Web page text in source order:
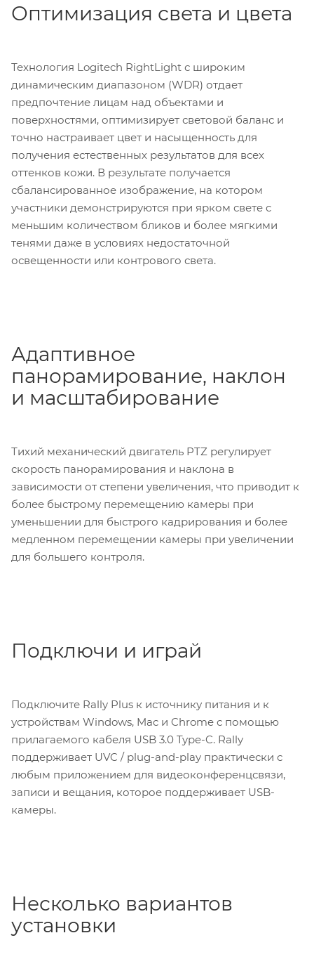
Оптимизация света и цвета
Технология Logitech RightLight с широким
динамическим диапазоном (WDR) отдает
предпочтение лицам над объектами и
поверхностями, оптимизирует световой баланс и
точно настраивает цвет и насыщенность для
получения естественных результатов для всех
оттенков кожи. В результате получается
сбалансированное изображение, на котором
участники демонстрируются при ярком свете с
меньшим количеством бликов и более мягкими
тенями даже в условиях недостаточной
освещенности или контрового света.
Адаптивное
панорамирование, наклон
и масштабирование
Тихий механический двигатель PTZ регулирует
скорость панорамирования и наклона в
зависимости от степени увеличения, что приводит к
более быстрому перемещению камеры при
уменьшении для быстрого кадрирования и более
медленном перемещении камеры при увеличении
для большего контроля.
Подключи и играй
Подключите Rally Plus к источнику питания и к
устройствам Windows, Mac и Chrome с помощью
прилагаемого кабеля USB 3.0 Type-C. Rally
поддерживает UVC / plug-and-play практически с
любым приложением для видеоконференцсвязи,
записи и вещания, которое поддерживает USB-
камеры.
Несколько вариантов
установки